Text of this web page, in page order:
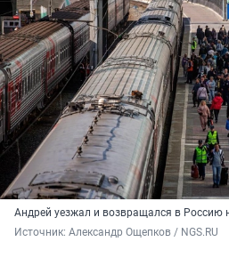
Андрей уезжал и возвращался в Россию
Источник: Александр Ощепков / NGS.RU